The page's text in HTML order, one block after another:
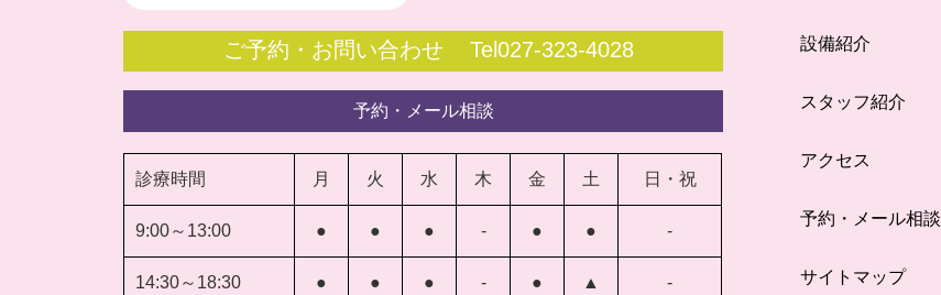
ご予約・お問い合わせ Tel027-323-4028
予約・メール相談
診療時間 月 火 水 木 金 土 日・祝
9:00～13:00 ● ● ● - ● ● -
14:30～18:30 ● ● ● - ● ▲ -
設備紹介
スタッフ紹介
アクセス
予約・メール相談
サイトマップ